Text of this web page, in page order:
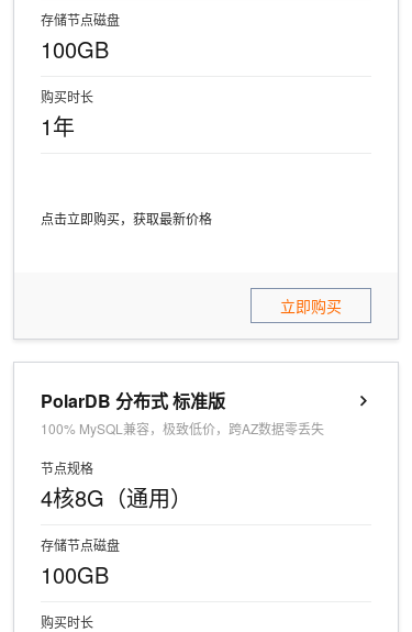
存储节点磁盘
100GB
购买时长
1年
点击立即购买，获取最新价格
立即购买
PolarDB 分布式 标准版
100% MySQL兼容，极致低价，跨AZ数据零丢失
节点规格
4核8G（通用）
存储节点磁盘
100GB
购买时长